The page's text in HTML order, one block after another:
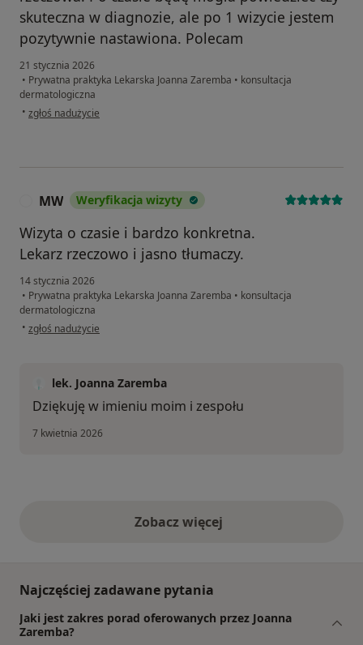
skuteczna w diagnozie, ale po 1 wizycie jestem
pozytywnie nastawiona. Polecam
21 stycznia 2026
• Prywatna praktyka Lekarska Joanna Zaremba • konsultacja
dermatologiczna
• w opinii użytkownika Ola
zgłoś nadużycie
MW Weryfikacja wizyty
Wizyta o czasie i bardzo konkretna.
Lekarz rzeczowo i jasno tłumaczy.
14 stycznia 2026
• Prywatna praktyka Lekarska Joanna Zaremba • konsultacja
dermatologiczna
• w opinii użytkownika MW
zgłoś nadużycie
lek. Joanna Zaremba
Dziękuję w imieniu moim i zespołu
7 kwietnia 2026
Zobacz więcejopinie powyżej
Najczęściej zadawane pytania
Jaki jest zakres porad oferowanych przez Joanna
Zaremba?